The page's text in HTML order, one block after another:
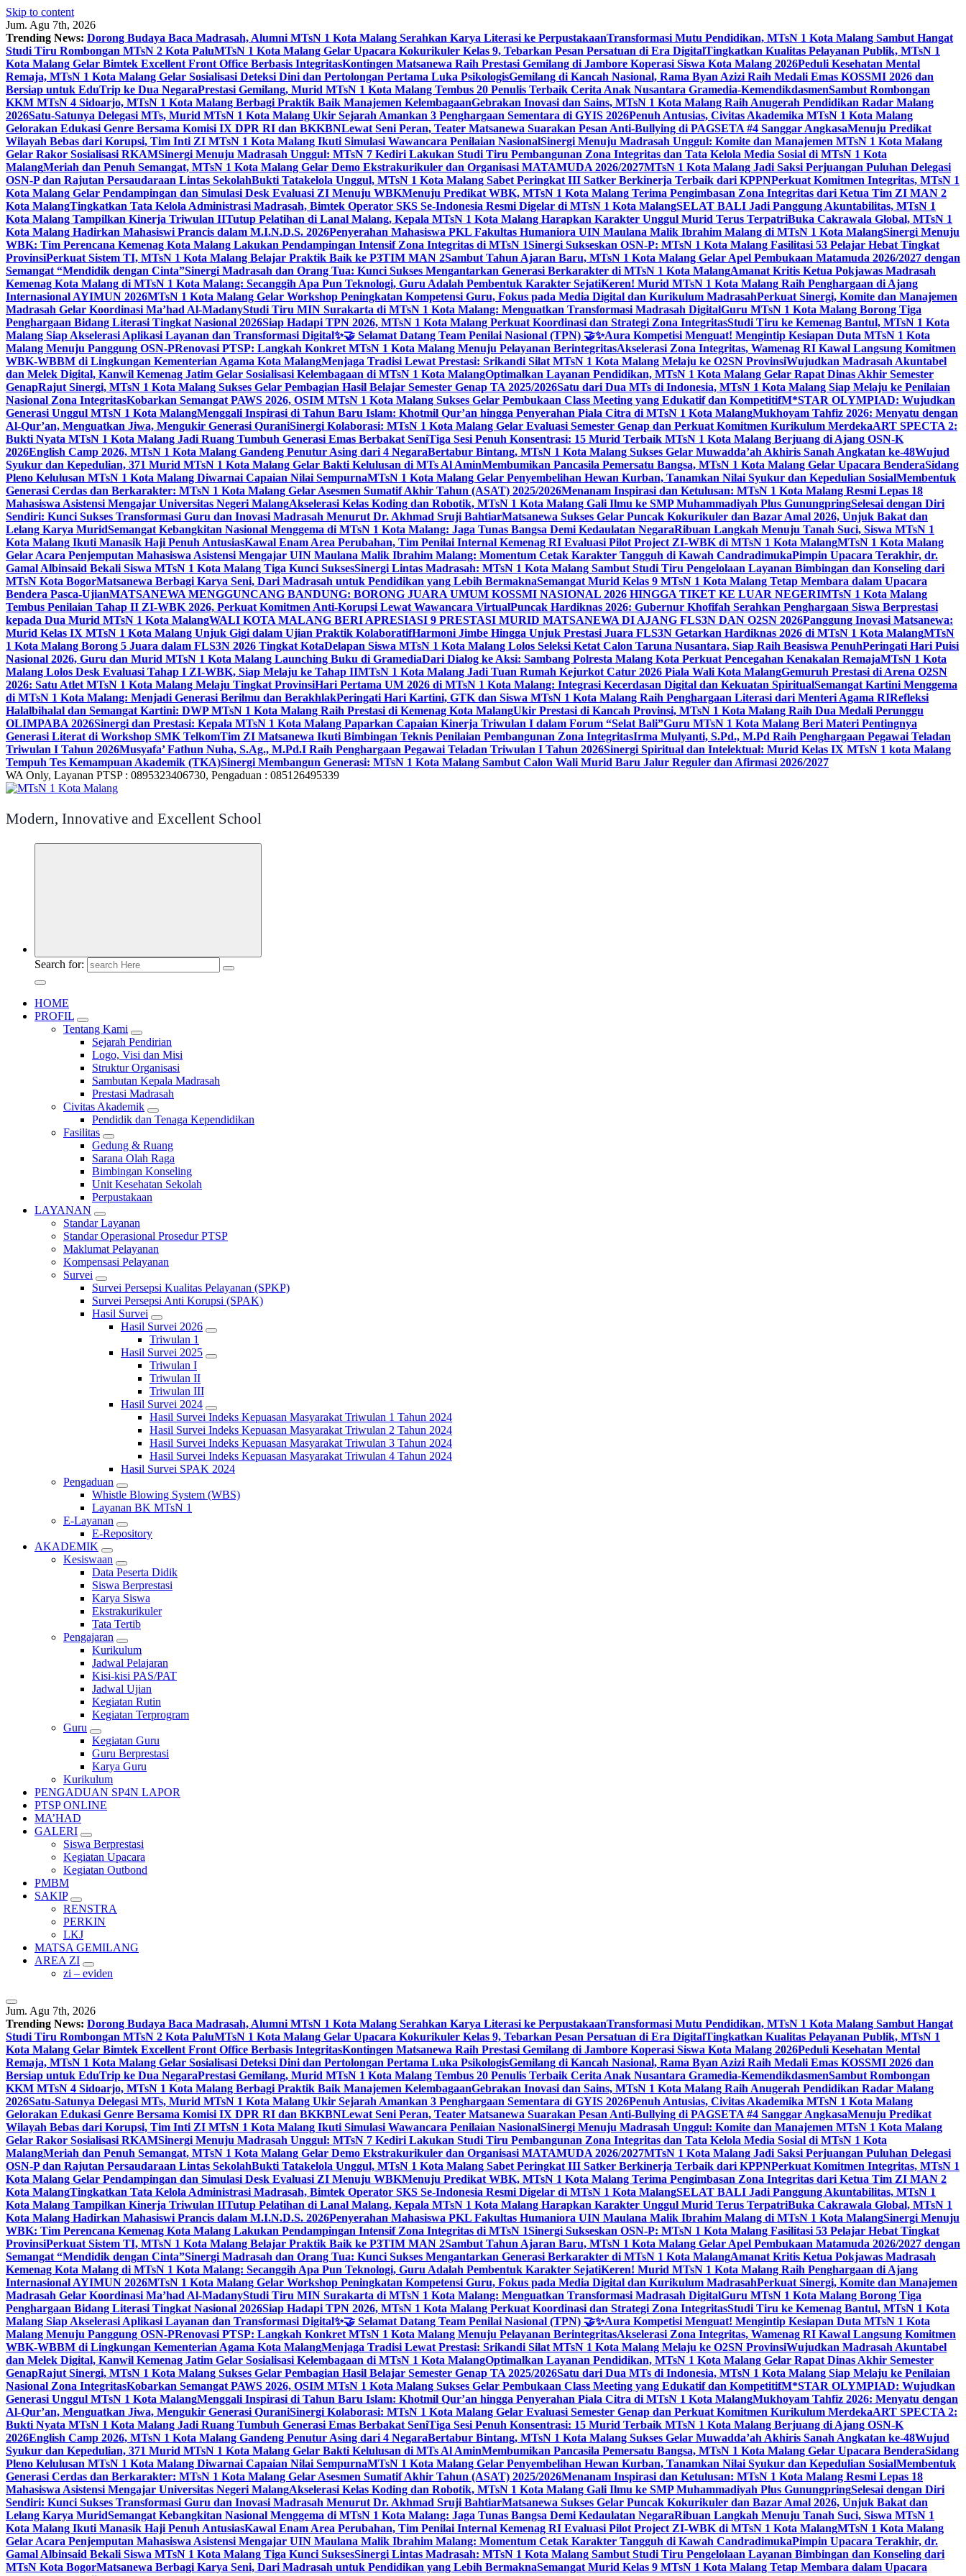
Skip to content
Jum. Agu 7th, 2026
Trending News: Dorong Budaya Baca Madrasah, Alumni MTsN 1 Kota Malang Serahkan Karya Literasi ke PerpustakaanTransformasi Mutu Pendidikan, MTsN 1 Kota Malang Sambut Hangat
Studi Tiru Rombongan MTsN 2 Kota PaluMTsN 1 Kota Malang Gelar Upacara Kokurikuler Kelas 9, Tebarkan Pesan Persatuan di Era DigitalTingkatkan Kualitas Pelayanan Publik, MTsN 1
Kota Malang Gelar Bimtek Excellent Front Office Berbasis IntegritasKontingen Matsanewa Raih Prestasi Gemilang di Jambore Koperasi Siswa Kota Malang 2026Peduli Kesehatan Mental
Remaja, MTsN 1 Kota Malang Gelar Sosialisasi Deteksi Dini dan Pertolongan Pertama Luka PsikologisGemilang di Kancah Nasional, Rama Byan Azizi Raih Medali Emas KOSSMI 2026 dan
Bersiap untuk EduTrip ke Dua NegaraPrestasi Gemilang, Murid MTsN 1 Kota Malang Tembus 20 Penulis Terbaik Cerita Anak Nusantara Gramedia-KemendikdasmenSambut Rombongan
KKM MTsN 4 Sidoarjo, MTsN 1 Kota Malang Berbagi Praktik Baik Manajemen KelembagaanGebrakan Inovasi dan Sains, MTsN 1 Kota Malang Raih Anugerah Pendidikan Radar Malang
2026Satu-Satunya Delegasi MTs, Murid MTsN 1 Kota Malang Ukir Sejarah Amankan 3 Penghargaan Sementara di GYIS 2026Penuh Antusias, Civitas Akademika MTsN 1 Kota Malang
Gelorakan Edukasi Genre Bersama Komisi IX DPR RI dan BKKBNLewat Seni Peran, Teater Matsanewa Suarakan Pesan Anti-Bullying di PAGSETA #4 Sanggar AngkasaMenuju Predikat
Wilayah Bebas dari Korupsi, Tim Inti ZI MTsN 1 Kota Malang Ikuti Simulasi Wawancara Penilaian NasionalSinergi Menuju Madrasah Unggul: Komite dan Manajemen MTsN 1 Kota Malang
Gelar Rakor Sosialisasi RKAMSinergi Menuju Madrasah Unggul: MTsN 7 Kediri Lakukan Studi Tiru Pembangunan Zona Integritas dan Tata Kelola Media Sosial di MTsN 1 Kota
MalangMeriah dan Penuh Semangat, MTsN 1 Kota Malang Gelar Demo Ekstrakurikuler dan Organisasi MATAMUDA 2026/2027MTsN 1 Kota Malang Jadi Saksi Perjuangan Puluhan Delegasi
OSN-P dan Rajutan Persaudaraan Lintas SekolahBukti Tatakelola Unggul, MTsN 1 Kota Malang Sabet Peringkat III Satker Berkinerja Terbaik dari KPPNPerkuat Komitmen Integritas, MTsN 1
Kota Malang Gelar Pendampingan dan Simulasi Desk Evaluasi ZI Menuju WBKMenuju Predikat WBK, MTsN 1 Kota Malang Terima Pengimbasan Zona Integritas dari Ketua Tim ZI MAN 2
Kota MalangTingkatkan Tata Kelola Administrasi Madrasah, Bimtek Operator SKS Se-Indonesia Resmi Digelar di MTsN 1 Kota MalangSELAT BALI Jadi Panggung Akuntabilitas, MTsN 1
Kota Malang Tampilkan Kinerja Triwulan IITutup Pelatihan di Lanal Malang, Kepala MTsN 1 Kota Malang Harapkan Karakter Unggul Murid Terus TerpatriBuka Cakrawala Global, MTsN 1
Kota Malang Hadirkan Mahasiswi Prancis dalam M.I.N.D.S. 2026Penyerahan Mahasiswa PKL Fakultas Humaniora UIN Maulana Malik Ibrahim Malang di MTsN 1 Kota MalangSinergi Menuju
WBK: Tim Perencana Kemenag Kota Malang Lakukan Pendampingan Intensif Zona Integritas di MTsN 1Sinergi Sukseskan OSN-P: MTsN 1 Kota Malang Fasilitasi 53 Pelajar Hebat Tingkat
ProvinsiPerkuat Sistem TI, MTsN 1 Kota Malang Belajar Praktik Baik ke P3TIM MAN 2Sambut Tahun Ajaran Baru, MTsN 1 Kota Malang Gelar Apel Pembukaan Matamuda 2026/2027 dengan
Semangat “Mendidik dengan Cinta”Sinergi Madrasah dan Orang Tua: Kunci Sukses Mengantarkan Generasi Berkarakter di MTsN 1 Kota MalangAmanat Kritis Ketua Pokjawas Madrasah
Kemenag Kota Malang di MTsN 1 Kota Malang: Secanggih Apa Pun Teknologi, Guru Adalah Pembentuk Karakter SejatiKeren! Murid MTsN 1 Kota Malang Raih Penghargaan di Ajang
Internasional AYIMUN 2026MTsN 1 Kota Malang Gelar Workshop Peningkatan Kompetensi Guru, Fokus pada Media Digital dan Kurikulum MadrasahPerkuat Sinergi, Komite dan Manajemen
Madrasah Gelar Koordinasi Ma’had Al-MadanyStudi Tiru MIN Surakarta di MTsN 1 Kota Malang: Menguatkan Transformasi Madrasah DigitalGuru MTsN 1 Kota Malang Borong Tiga
Penghargaan Bidang Literasi Tingkat Nasional 2026Siap Hadapi TPN 2026, MTsN 1 Kota Malang Perkuat Koordinasi dan Strategi Zona IntegritasStudi Tiru ke Kemenag Bantul, MTsN 1 Kota
Malang Siap Akselerasi Aplikasi Layanan dan Transformasi Digital✨🤝 Selamat Datang Team Penilai Nasional (TPN) 🤝✨Aura Kompetisi Menguat! Mengintip Kesiapan Duta MTsN 1 Kota
Malang Menuju Panggung OSN-PRenovasi PTSP: Langkah Konkret MTsN 1 Kota Malang Menuju Pelayanan BerintegritasAkselerasi Zona Integritas, Wamenag RI Kawal Langsung Komitmen
WBK-WBBM di Lingkungan Kementerian Agama Kota MalangMenjaga Tradisi Lewat Prestasi: Srikandi Silat MTsN 1 Kota Malang Melaju ke O2SN ProvinsiWujudkan Madrasah Akuntabel
dan Melek Digital, Kanwil Kemenag Jatim Gelar Sosialisasi Kelembagaan di MTsN 1 Kota MalangOptimalkan Layanan Pendidikan, MTsN 1 Kota Malang Gelar Rapat Dinas Akhir Semester
GenapRajut Sinergi, MTsN 1 Kota Malang Sukses Gelar Pembagian Hasil Belajar Semester Genap TA 2025/2026Satu dari Dua MTs di Indonesia, MTsN 1 Kota Malang Siap Melaju ke Penilaian
Nasional Zona IntegritasKobarkan Semangat PAWS 2026, OSIM MTsN 1 Kota Malang Sukses Gelar Pembukaan Class Meeting yang Edukatif dan KompetitifM*STAR OLYMPIAD: Wujudkan
Generasi Unggul MTsN 1 Kota MalangMenggali Inspirasi di Tahun Baru Islam: Khotmil Qur’an hingga Penyerahan Piala Citra di MTsN 1 Kota MalangMukhoyam Tahfiz 2026: Menyatu dengan
Al-Qur’an, Menguatkan Jiwa, Mengukir Generasi QuraniSinergi Kolaborasi: MTsN 1 Kota Malang Gelar Evaluasi Semester Genap dan Perkuat Komitmen Kurikulum MerdekaART SPECTA 2:
Bukti Nyata MTsN 1 Kota Malang Jadi Ruang Tumbuh Generasi Emas Berbakat SeniTiga Sesi Penuh Konsentrasi: 15 Murid Terbaik MTsN 1 Kota Malang Berjuang di Ajang OSN-K
2026English Camp 2026, MTsN 1 Kota Malang Gandeng Penutur Asing dari 4 NegaraBertabur Bintang, MTsN 1 Kota Malang Sukses Gelar Muwadda’ah Akhiris Sanah Angkatan ke-48Wujud
Syukur dan Kepedulian, 371 Murid MTsN 1 Kota Malang Gelar Bakti Kelulusan di MTs Al AminMembumikan Pancasila Pemersatu Bangsa, MTsN 1 Kota Malang Gelar Upacara BenderaSidang
Pleno Kelulusan MTsN 1 Kota Malang Diwarnai Capaian Nilai SempurnaMTsN 1 Kota Malang Gelar Penyembelihan Hewan Kurban, Tanamkan Nilai Syukur dan Kepedulian SosialMembentuk
Generasi Cerdas dan Berkarakter: MTsN 1 Kota Malang Gelar Asesmen Sumatif Akhir Tahun (ASAT) 2025/2026Menanam Inspirasi dan Ketulusan: MTsN 1 Kota Malang Resmi Lepas 18
Mahasiswa Asistensi Mengajar Universitas Negeri MalangAkselerasi Kelas Koding dan Robotik, MTsN 1 Kota Malang Gali Ilmu ke SMP Muhammadiyah Plus GunungpringSelesai dengan Diri
Sendiri: Kunci Sukses Transformasi Guru dan Inovasi Madrasah Menurut Dr. Akhmad Sruji BahtiarMatsanewa Sukses Gelar Puncak Kokurikuler dan Bazar Amal 2026, Unjuk Bakat dan
Lelang Karya MuridSemangat Kebangkitan Nasional Menggema di MTsN 1 Kota Malang: Jaga Tunas Bangsa Demi Kedaulatan NegaraRibuan Langkah Menuju Tanah Suci, Siswa MTsN 1
Kota Malang Ikuti Manasik Haji Penuh AntusiasKawal Enam Area Perubahan, Tim Penilai Internal Kemenag RI Evaluasi Pilot Project ZI-WBK di MTsN 1 Kota MalangMTsN 1 Kota Malang
Gelar Acara Penjemputan Mahasiswa Asistensi Mengajar UIN Maulana Malik Ibrahim Malang: Momentum Cetak Karakter Tangguh di Kawah CandradimukaPimpin Upacara Terakhir, dr.
Gamal Albinsaid Bekali Siswa MTsN 1 Kota Malang Tiga Kunci SuksesSinergi Lintas Madrasah: MTsN 1 Kota Malang Sambut Studi Tiru Pengelolaan Layanan Bimbingan dan Konseling dari
MTsN Kota BogorMatsanewa Berbagi Karya Seni, Dari Madrasah untuk Pendidikan yang Lebih BermaknaSemangat Murid Kelas 9 MTsN 1 Kota Malang Tetap Membara dalam Upacara
Bendera Pasca-UjianMATSANEWA MENGGUNCANG BANDUNG: BORONG JUARA UMUM KOSSMI NASIONAL 2026 HINGGA TIKET KE LUAR NEGERIMTsN 1 Kota Malang
Tembus Penilaian Tahap II ZI-WBK 2026, Perkuat Komitmen Anti-Korupsi Lewat Wawancara VirtualPuncak Hardiknas 2026: Gubernur Khofifah Serahkan Penghargaan Siswa Berprestasi
kepada Dua Murid MTsN 1 Kota MalangWALI KOTA MALANG BERI APRESIASI 9 PRESTASI MURID MATSANEWA DI AJANG FLS3N DAN O2SN 2026Panggung Inovasi Matsanewa:
Murid Kelas IX MTsN 1 Kota Malang Unjuk Gigi dalam Ujian Praktik KolaboratifHarmoni Jimbe Hingga Unjuk Prestasi Juara FLS3N Getarkan Hardiknas 2026 di MTsN 1 Kota MalangMTsN
1 Kota Malang Borong 5 Juara dalam FLS3N 2026 Tingkat KotaDelapan Siswa MTsN 1 Kota Malang Lolos Seleksi Ketat Calon Taruna Nusantara, Siap Raih Beasiswa PenuhPeringati Hari Puisi
Nasional 2026, Guru dan Murid MTsN 1 Kota Malang Launching Buku di GramediaDari Dialog ke Aksi: Sambang Polresta Malang Kota Perkuat Pencegahan Kenakalan RemajaMTsN 1 Kota
Malang Lolos Desk Evaluasi Tahap I ZI-WBK, Siap Melaju ke Tahap IIMTsN 1 Kota Malang Jadi Tuan Rumah Kejurkot Catur 2026 Piala Wali Kota MalangGemuruh Prestasi di Arena O2SN
2026: Satu Atlet MTsN 1 Kota Malang Melaju Tingkat ProvinsiHari Pertama UM 2026 di MTsN 1 Kota Malang: Integrasi Kecerdasan Digital dan Kekuatan SpiritualSemangat Kartini Menggema
di MTsN 1 Kota Malang: Menjadi Generasi Berilmu dan BerakhlakPeringati Hari Kartini, GTK dan Siswa MTsN 1 Kota Malang Raih Penghargaan Literasi dari Menteri Agama RIRefleksi
Halalbihalal dan Semangat Kartini: DWP MTsN 1 Kota Malang Raih Prestasi di Kemenag Kota MalangUkir Prestasi di Kancah Provinsi, MTsN 1 Kota Malang Raih Dua Medali Perunggu
OLIMPABA 2026Sinergi dan Prestasi: Kepala MTsN 1 Kota Malang Paparkan Capaian Kinerja Triwulan I dalam Forum “Selat Bali”Guru MTsN 1 Kota Malang Beri Materi Pentingnya
Generasi Literat di Workshop SMK TelkomTim ZI Matsanewa Ikuti Bimbingan Teknis Penilaian Pembangunan Zona IntegritasIrma Mulyanti, S.Pd., M.Pd Raih Penghargaan Pegawai Teladan
Triwulan I Tahun 2026Musyafa’ Fathun Nuha, S.Ag., M.Pd.I Raih Penghargaan Pegawai Teladan Triwulan I Tahun 2026Sinergi Spiritual dan Intelektual: Murid Kelas IX MTsN 1 kota Malang
Tempuh Tes Kemampuan Akademik (TKA)Sinergi Membangun Generasi: MTsN 1 Kota Malang Sambut Calon Wali Murid Baru Jalur Reguler dan Afirmasi 2026/2027
WA Only, Layanan PTSP : 0895323406730, Pengaduan : 085126495339
Modern, Innovative and Excellent School
Search for:
HOME
PROFIL
Tentang Kami
Sejarah Pendirian
Logo, Visi dan Misi
Struktur Organisasi
Sambutan Kepala Madrasah
Prestasi Madrasah
Civitas Akademik
Pendidik dan Tenaga Kependidikan
Fasilitas
Gedung & Ruang
Sarana Olah Raga
Bimbingan Konseling
Unit Kesehatan Sekolah
Perpustakaan
LAYANAN
Standar Layanan
Standar Operasional Prosedur PTSP
Maklumat Pelayanan
Kompensasi Pelayanan
Survei
Survei Persepsi Kualitas Pelayanan (SPKP)
Survei Persepsi Anti Korupsi (SPAK)
Hasil Survei
Hasil Survei 2026
Triwulan 1
Hasil Survei 2025
Triwulan I
Triwulan II
Triwulan III
Hasil Survei 2024
Hasil Survei Indeks Kepuasan Masyarakat Triwulan 1 Tahun 2024
Hasil Survei Indeks Kepuasan Masyarakat Triwulan 2 Tahun 2024
Hasil Survei Indeks Kepuasan Masyarakat Triwulan 3 Tahun 2024
Hasil Survei Indeks Kepuasan Masyarakat Triwulan 4 Tahun 2024
Hasil Survei SPAK 2024
Pengaduan
Whistle Blowing System (WBS)
Layanan BK MTsN 1
E-Layanan
E-Repository
AKADEMIK
Kesiswaan
Data Peserta Didik
Siswa Berprestasi
Karya Siswa
Ekstrakurikuler
Tata Tertib
Pengajaran
Kurikulum
Jadwal Pelajaran
Kisi-kisi PAS/PAT
Jadwal Ujian
Kegiatan Rutin
Kegiatan Terprogram
Guru
Kegiatan Guru
Guru Berprestasi
Karya Guru
Kurikulum
PENGADUAN SP4N LAPOR
PTSP ONLINE
MA’HAD
GALERI
Siswa Berprestasi
Kegiatan Upacara
Kegiatan Outbond
PMBM
SAKIP
RENSTRA
PERKIN
LKJ
MATSA GEMILANG
AREA ZI
zi – eviden
Jum. Agu 7th, 2026
Trending News: Dorong Budaya Baca Madrasah, Alumni MTsN 1 Kota Malang Serahkan Karya Literasi ke PerpustakaanTransformasi Mutu Pendidikan, MTsN 1 Kota Malang Sambut Hangat
Studi Tiru Rombongan MTsN 2 Kota PaluMTsN 1 Kota Malang Gelar Upacara Kokurikuler Kelas 9, Tebarkan Pesan Persatuan di Era DigitalTingkatkan Kualitas Pelayanan Publik, MTsN 1
Kota Malang Gelar Bimtek Excellent Front Office Berbasis IntegritasKontingen Matsanewa Raih Prestasi Gemilang di Jambore Koperasi Siswa Kota Malang 2026Peduli Kesehatan Mental
Remaja, MTsN 1 Kota Malang Gelar Sosialisasi Deteksi Dini dan Pertolongan Pertama Luka PsikologisGemilang di Kancah Nasional, Rama Byan Azizi Raih Medali Emas KOSSMI 2026 dan
Bersiap untuk EduTrip ke Dua NegaraPrestasi Gemilang, Murid MTsN 1 Kota Malang Tembus 20 Penulis Terbaik Cerita Anak Nusantara Gramedia-KemendikdasmenSambut Rombongan
KKM MTsN 4 Sidoarjo, MTsN 1 Kota Malang Berbagi Praktik Baik Manajemen KelembagaanGebrakan Inovasi dan Sains, MTsN 1 Kota Malang Raih Anugerah Pendidikan Radar Malang
2026Satu-Satunya Delegasi MTs, Murid MTsN 1 Kota Malang Ukir Sejarah Amankan 3 Penghargaan Sementara di GYIS 2026Penuh Antusias, Civitas Akademika MTsN 1 Kota Malang
Gelorakan Edukasi Genre Bersama Komisi IX DPR RI dan BKKBNLewat Seni Peran, Teater Matsanewa Suarakan Pesan Anti-Bullying di PAGSETA #4 Sanggar AngkasaMenuju Predikat
Wilayah Bebas dari Korupsi, Tim Inti ZI MTsN 1 Kota Malang Ikuti Simulasi Wawancara Penilaian NasionalSinergi Menuju Madrasah Unggul: Komite dan Manajemen MTsN 1 Kota Malang
Gelar Rakor Sosialisasi RKAMSinergi Menuju Madrasah Unggul: MTsN 7 Kediri Lakukan Studi Tiru Pembangunan Zona Integritas dan Tata Kelola Media Sosial di MTsN 1 Kota
MalangMeriah dan Penuh Semangat, MTsN 1 Kota Malang Gelar Demo Ekstrakurikuler dan Organisasi MATAMUDA 2026/2027MTsN 1 Kota Malang Jadi Saksi Perjuangan Puluhan Delegasi
OSN-P dan Rajutan Persaudaraan Lintas SekolahBukti Tatakelola Unggul, MTsN 1 Kota Malang Sabet Peringkat III Satker Berkinerja Terbaik dari KPPNPerkuat Komitmen Integritas, MTsN 1
Kota Malang Gelar Pendampingan dan Simulasi Desk Evaluasi ZI Menuju WBKMenuju Predikat WBK, MTsN 1 Kota Malang Terima Pengimbasan Zona Integritas dari Ketua Tim ZI MAN 2
Kota MalangTingkatkan Tata Kelola Administrasi Madrasah, Bimtek Operator SKS Se-Indonesia Resmi Digelar di MTsN 1 Kota MalangSELAT BALI Jadi Panggung Akuntabilitas, MTsN 1
Kota Malang Tampilkan Kinerja Triwulan IITutup Pelatihan di Lanal Malang, Kepala MTsN 1 Kota Malang Harapkan Karakter Unggul Murid Terus TerpatriBuka Cakrawala Global, MTsN 1
Kota Malang Hadirkan Mahasiswi Prancis dalam M.I.N.D.S. 2026Penyerahan Mahasiswa PKL Fakultas Humaniora UIN Maulana Malik Ibrahim Malang di MTsN 1 Kota MalangSinergi Menuju
WBK: Tim Perencana Kemenag Kota Malang Lakukan Pendampingan Intensif Zona Integritas di MTsN 1Sinergi Sukseskan OSN-P: MTsN 1 Kota Malang Fasilitasi 53 Pelajar Hebat Tingkat
ProvinsiPerkuat Sistem TI, MTsN 1 Kota Malang Belajar Praktik Baik ke P3TIM MAN 2Sambut Tahun Ajaran Baru, MTsN 1 Kota Malang Gelar Apel Pembukaan Matamuda 2026/2027 dengan
Semangat “Mendidik dengan Cinta”Sinergi Madrasah dan Orang Tua: Kunci Sukses Mengantarkan Generasi Berkarakter di MTsN 1 Kota MalangAmanat Kritis Ketua Pokjawas Madrasah
Kemenag Kota Malang di MTsN 1 Kota Malang: Secanggih Apa Pun Teknologi, Guru Adalah Pembentuk Karakter SejatiKeren! Murid MTsN 1 Kota Malang Raih Penghargaan di Ajang
Internasional AYIMUN 2026MTsN 1 Kota Malang Gelar Workshop Peningkatan Kompetensi Guru, Fokus pada Media Digital dan Kurikulum MadrasahPerkuat Sinergi, Komite dan Manajemen
Madrasah Gelar Koordinasi Ma’had Al-MadanyStudi Tiru MIN Surakarta di MTsN 1 Kota Malang: Menguatkan Transformasi Madrasah DigitalGuru MTsN 1 Kota Malang Borong Tiga
Penghargaan Bidang Literasi Tingkat Nasional 2026Siap Hadapi TPN 2026, MTsN 1 Kota Malang Perkuat Koordinasi dan Strategi Zona IntegritasStudi Tiru ke Kemenag Bantul, MTsN 1 Kota
Malang Siap Akselerasi Aplikasi Layanan dan Transformasi Digital✨🤝 Selamat Datang Team Penilai Nasional (TPN) 🤝✨Aura Kompetisi Menguat! Mengintip Kesiapan Duta MTsN 1 Kota
Malang Menuju Panggung OSN-PRenovasi PTSP: Langkah Konkret MTsN 1 Kota Malang Menuju Pelayanan BerintegritasAkselerasi Zona Integritas, Wamenag RI Kawal Langsung Komitmen
WBK-WBBM di Lingkungan Kementerian Agama Kota MalangMenjaga Tradisi Lewat Prestasi: Srikandi Silat MTsN 1 Kota Malang Melaju ke O2SN ProvinsiWujudkan Madrasah Akuntabel
dan Melek Digital, Kanwil Kemenag Jatim Gelar Sosialisasi Kelembagaan di MTsN 1 Kota MalangOptimalkan Layanan Pendidikan, MTsN 1 Kota Malang Gelar Rapat Dinas Akhir Semester
GenapRajut Sinergi, MTsN 1 Kota Malang Sukses Gelar Pembagian Hasil Belajar Semester Genap TA 2025/2026Satu dari Dua MTs di Indonesia, MTsN 1 Kota Malang Siap Melaju ke Penilaian
Nasional Zona IntegritasKobarkan Semangat PAWS 2026, OSIM MTsN 1 Kota Malang Sukses Gelar Pembukaan Class Meeting yang Edukatif dan KompetitifM*STAR OLYMPIAD: Wujudkan
Generasi Unggul MTsN 1 Kota MalangMenggali Inspirasi di Tahun Baru Islam: Khotmil Qur’an hingga Penyerahan Piala Citra di MTsN 1 Kota MalangMukhoyam Tahfiz 2026: Menyatu dengan
Al-Qur’an, Menguatkan Jiwa, Mengukir Generasi QuraniSinergi Kolaborasi: MTsN 1 Kota Malang Gelar Evaluasi Semester Genap dan Perkuat Komitmen Kurikulum MerdekaART SPECTA 2:
Bukti Nyata MTsN 1 Kota Malang Jadi Ruang Tumbuh Generasi Emas Berbakat SeniTiga Sesi Penuh Konsentrasi: 15 Murid Terbaik MTsN 1 Kota Malang Berjuang di Ajang OSN-K
2026English Camp 2026, MTsN 1 Kota Malang Gandeng Penutur Asing dari 4 NegaraBertabur Bintang, MTsN 1 Kota Malang Sukses Gelar Muwadda’ah Akhiris Sanah Angkatan ke-48Wujud
Syukur dan Kepedulian, 371 Murid MTsN 1 Kota Malang Gelar Bakti Kelulusan di MTs Al AminMembumikan Pancasila Pemersatu Bangsa, MTsN 1 Kota Malang Gelar Upacara BenderaSidang
Pleno Kelulusan MTsN 1 Kota Malang Diwarnai Capaian Nilai SempurnaMTsN 1 Kota Malang Gelar Penyembelihan Hewan Kurban, Tanamkan Nilai Syukur dan Kepedulian SosialMembentuk
Generasi Cerdas dan Berkarakter: MTsN 1 Kota Malang Gelar Asesmen Sumatif Akhir Tahun (ASAT) 2025/2026Menanam Inspirasi dan Ketulusan: MTsN 1 Kota Malang Resmi Lepas 18
Mahasiswa Asistensi Mengajar Universitas Negeri MalangAkselerasi Kelas Koding dan Robotik, MTsN 1 Kota Malang Gali Ilmu ke SMP Muhammadiyah Plus GunungpringSelesai dengan Diri
Sendiri: Kunci Sukses Transformasi Guru dan Inovasi Madrasah Menurut Dr. Akhmad Sruji BahtiarMatsanewa Sukses Gelar Puncak Kokurikuler dan Bazar Amal 2026, Unjuk Bakat dan
Lelang Karya MuridSemangat Kebangkitan Nasional Menggema di MTsN 1 Kota Malang: Jaga Tunas Bangsa Demi Kedaulatan NegaraRibuan Langkah Menuju Tanah Suci, Siswa MTsN 1
Kota Malang Ikuti Manasik Haji Penuh AntusiasKawal Enam Area Perubahan, Tim Penilai Internal Kemenag RI Evaluasi Pilot Project ZI-WBK di MTsN 1 Kota MalangMTsN 1 Kota Malang
Gelar Acara Penjemputan Mahasiswa Asistensi Mengajar UIN Maulana Malik Ibrahim Malang: Momentum Cetak Karakter Tangguh di Kawah CandradimukaPimpin Upacara Terakhir, dr.
Gamal Albinsaid Bekali Siswa MTsN 1 Kota Malang Tiga Kunci SuksesSinergi Lintas Madrasah: MTsN 1 Kota Malang Sambut Studi Tiru Pengelolaan Layanan Bimbingan dan Konseling dari
MTsN Kota BogorMatsanewa Berbagi Karya Seni, Dari Madrasah untuk Pendidikan yang Lebih BermaknaSemangat Murid Kelas 9 MTsN 1 Kota Malang Tetap Membara dalam Upacara